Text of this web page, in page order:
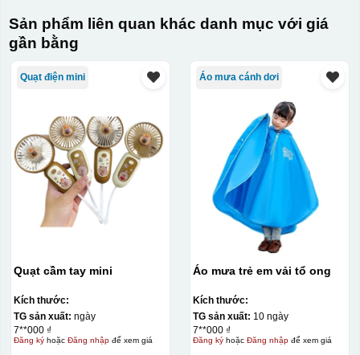
Sản phẩm liên quan khác danh mục với giá
gần bằng
Quạt điện mini
Quạt cầm tay mini
Kích thước:
TG sản xuất: ngày
7**000 ₫
Đăng kýhoặc Đăng nhậpđể xem giá
Áo mưa cánh dơi
Áo mưa trẻ em vải tổ ong
Kích thước:
TG sản xuất: 10 ngày
7**000 ₫
Đăng kýhoặc Đăng nhậpđể xem giá